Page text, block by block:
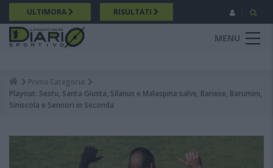
Salta
al
contenuto
principale
ULTIMORA RISULTATI
MENU
Breadcrumb
Prima Categoria
Playout: Sestu, Santa Giusta, Silanus e Malaspina salve, Bariese, Barumini,
Siniscola e Sennori in Seconda